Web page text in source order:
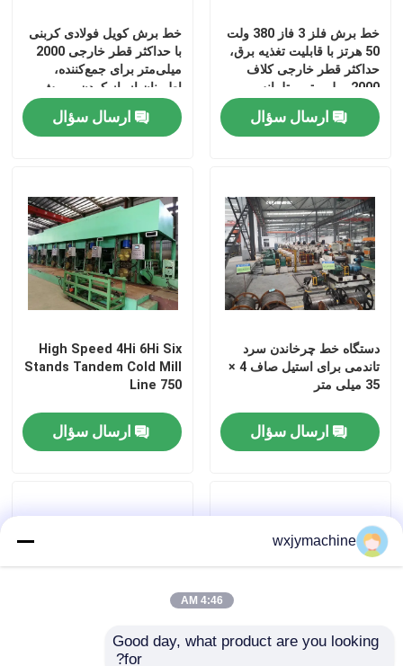
صفحه اصلی
خط برش فلز 3 فاز 380 ولت
50 هرتز با قابلیت تغذیه برق،
حداکثر قطر خارجی کلاف
2000 میلی‌متر و تلرانس
±0.05 میلی‌متر برای پردازش
فلز
ارسال سؤال
خط برش کویل فولادی کربنی
با حداکثر قطر خارجی 2000
میلی‌متر برای جمع‌کننده،
اطمینان از باز کردن و برش
کویل‌های فلزی
ارسال سؤال
دستگاه خط چرخاندن سرد
تاندمی برای استیل صاف 4 ×
35 میلی متر
ارسال سؤال
High Speed ​​4Hi 6Hi Six
Stands Tandem Cold Mill
Line 750
ارسال سؤال
6 Hi Leveler Servo Cut to
wxjymachine
4:46 AM
Good day, what product are you looking
for?